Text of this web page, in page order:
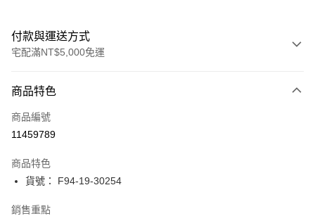
付款與運送方式
宅配滿NT$5,000免運
信用卡一次付款
LINE Pay
街口支付
悠遊付
商品特色
商品編號
11459789
商品特色
貨號： F94-19-30254
銷售重點